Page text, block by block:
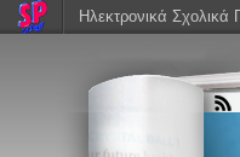
Ηλεκτρονικά Σχολικά